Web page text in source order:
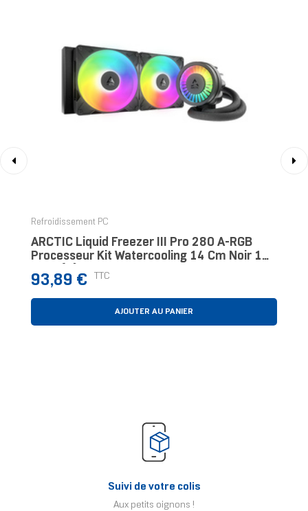
Refroidissement PC
ARCTIC Liquid Freezer III Pro 280 A-RGB
Processeur Kit Watercooling 14 Cm Noir 1
Prix
93,89 € TTC
AJOUTER AU PANIER
Suivi de votre colis
Aux petits oignons !